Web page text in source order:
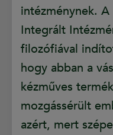
intézménynek.
Integrált
filozófiával
hogy abban a
kézműves
mozgássérült
azért, mert